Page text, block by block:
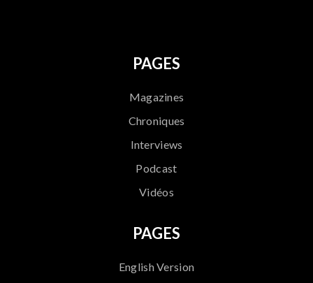
PAGES
Magazines
Chroniques
Interviews
Podcast
Vidéos
PAGES
English Version